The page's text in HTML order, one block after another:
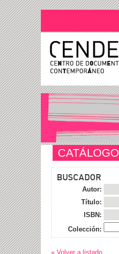
CATÁLOGO
BUSCADOR
Autor:
Título:
ISBN:
Colección:
« Volver a listado